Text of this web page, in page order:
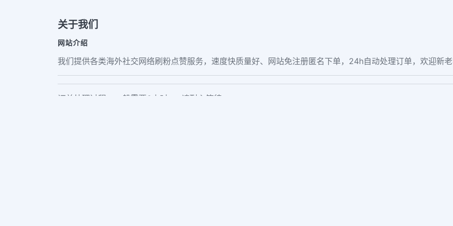
关于我们
网站介绍
我们提供各类海外社交网络刷粉点赞服务，速度快质量好、网站免注册匿名下单，24h自动处理订单，欢迎新老
订单处理过程，一般需要6小时+，请耐心等待。